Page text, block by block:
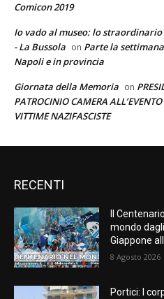
Comicon 2019
Io vado al museo: lo
- La Bussola on Parte la
Napoli e in provincia
Giornata della Memoria on
PATROCINIO CAMERA
VITTIME NAZIFASCISTE
RECENTI
Il
mondo
Giappone
8 Agosto 2026
Portici: I